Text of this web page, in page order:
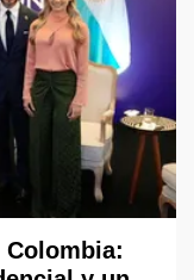
Colombia: